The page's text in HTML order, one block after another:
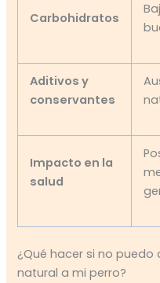
Carbohidratos
Aditivos y
conservantes
Impacto en la
salud
¿Qué hacer si no
natural a mi perro?